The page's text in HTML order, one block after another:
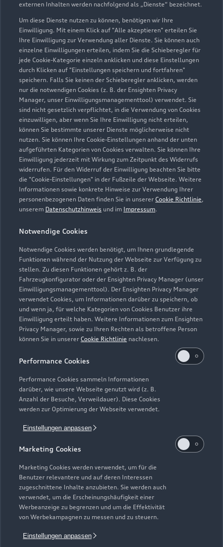
externen Inhalten werden nachfolgend als „Dienste“ bezeichnet.
Um diese Dienste nutzen zu können, benötigen wir Ihre
Einwilligung. Mit einem Klick auf "Alle akzeptieren" erteilen Sie
Ihre Einwilligung zur Verwendung aller Dienste. Sie können auch
einzelne Einwilligungen erteilen, indem Sie die Schieberegler für
jede Cookie-Kategorie einzeln anklicken und diese Einstellungen
durch Klicken auf "Einstellungen speichern und fortfahren"
speichern. Falls Sie keinen der Schieberegler anklicken, werden
nur die notwendigen Cookies (z. B. der Ensighten Privacy
Manager, unser Einwilligungsmanagementtool) verwendet. Sie
sind nicht gesetzlich verpflichtet, in die Verwendung von Cookies
einzuwilligen, aber wenn Sie Ihre Einwilligung nicht erteilen,
können Sie bestimmte unserer Dienste möglicherweise nicht
nutzen. Sie können Ihre Cookie-Einstellungen anhand der unten
aufgeführten Kategorien von Cookies verwalten. Sie können Ihre
Einwilligung jederzeit mit Wirkung zum Zeitpunkt des Widerrufs
widerrufen. Für den Widerruf der Einwilligung beachten Sie bitte
die "Cookie-Einstellungen" in der Fußzeile der Webseite. Weitere
Informationen sowie konkrete Hinweise zur Verwendung Ihrer
personenbezogenen Daten finden Sie in unserer Cookie Richtlinie,
unserem Datenschutzhinweis und im Impressum.
Notwendige Cookies
Notwendige Cookies werden benötigt, um Ihnen grundlegende
Funktionen während der Nutzung der Webseite zur Verfügung zu
stellen. Zu diesen Funktionen gehört z. B. der
Fahrzeugkonfigurator oder der Ensighten Privacy Manager (unser
Einwilligungsmanagementtool). Der Ensighten Privacy Manager
verwendet Cookies, um Informationen darüber zu speichern, ob
und wenn ja, für welche Kategorien von Cookies Benutzer ihre
Einwilligung erteilt haben. Weitere Informationen zum Ensighten
Privacy Manager, sowie zu Ihren Rechten als betroffene Person
können Sie in unserer Cookie Richtlinie nachlesen.
Performance Cookies
Performance Cookies sammeln Informationen
darüber, wie unsere Webseite genutzt wird (z. B.
Anzahl der Besuche, Verweildauer). Diese Cookies
werden zur Optimierung der Webseite verwendet.
Einstellungen anpassen
Marketing Cookies
Marketing Cookies werden verwendet, um für die
Benutzer relevantere und auf deren Interessen
zugeschnittene Inhalte anzubieten. Sie werden auch
verwendet, um die Erscheinungshäufigkeit einer
Werbeanzeige zu begrenzen und um die Effektivität
von Werbekampagnen zu messen und zu steuern.
Einstellungen anpassen
Dettenheimer Straße 23
91781 Weißenburg
09141 995590
info.weissenburg@bierschneider.de
Kontaktdaten herunterladen
Öffnungszeiten
Verkauf
Geöffnet bis12:30
Geöffnet bis12:00
Zurück nach oben
Modelle
Elektromodelle
Plug-in-Hybride
Neuwagensuche
Gebrauchtwagensuche
Geschäftskunden
Service & Zubehör
Saisonale Angebote
Audi Services
Garantie
Audi digital services
myAudi
Support
Audi Code
Häufige Fragen (FAQ)
Audi Online Beratung
Online-Terminvereinbarung
Über Audi
Unternehmen
Karriere
Investor Relations
© 2026 AUDI AG. Alle Rechte vorbehalten
Impressum Rechtliches